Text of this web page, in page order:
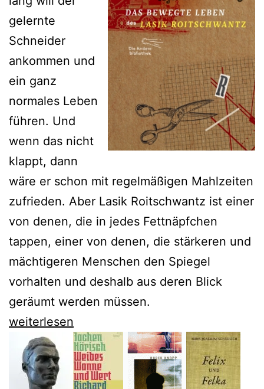
gelernte
Schneider
ankommen und
ein ganz
normales Leben
führen. Und
wenn das nicht
klappt, dann
wäre er schon mit regelmäßigen Mahlzeiten
zufrieden. Aber Lasik Roitschwantz ist einer
von denen, die in jedes Fettnäpfchen
tappen, einer von denen, die stärkeren und
mächtigeren Menschen den Spiegel
vorhalten und deshalb aus deren Blick
geräumt werden müssen.
Ilja
Ehrenburg
bringt
uns
weiterlesen